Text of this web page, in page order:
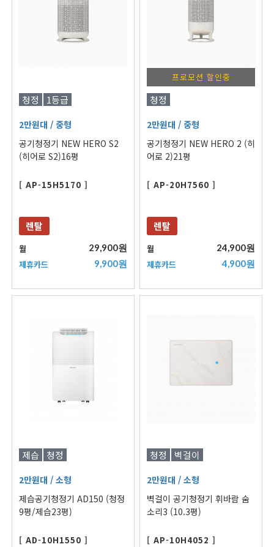
청정 1등급
2만원대 / 중형
공기청정기 NEW HERO S2
(히어로 S2)16평
[ AP-15H5170 ]
렌탈
월 29,900원
제휴카드 9,900원
프로모션 할인중
청정
2만원대 / 중형
공기청정기 NEW HERO 2 (히
어로 2)21평
[ AP-20H7560 ]
렌탈
월 24,900원
제휴카드 4,900원
제습 청정
2만원대 / 소형
제습공기청정기 AD150 (청정
9평/제습23평)
[ AD-10H1550 ]
청정 벽걸이
2만원대 / 소형
벽걸이 공기청정기 휘바람 숨
소리3 (10.3평)
[ AP-10H4052 ]